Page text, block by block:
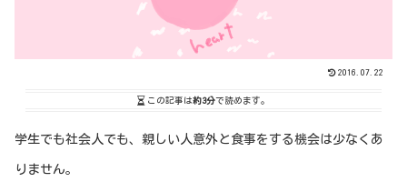
2016.07.22
この記事は約3分で読めます。
学生でも社会人でも、親しい人意外と食事をする機会は少なくあ
りません。